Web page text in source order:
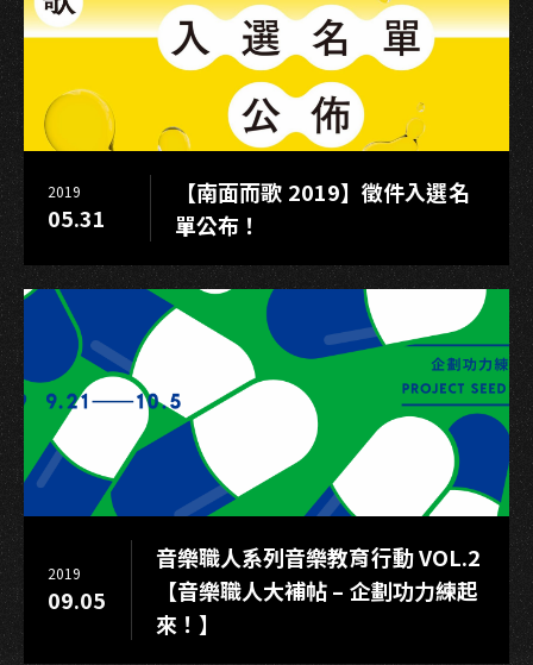
2019
05.31
【南面而歌 2019】徵件入選名
單公布！
2019
09.05
音樂職人系列音樂教育行動 VOL.2
【音樂職人大補帖 – 企劃功力練起
來！】